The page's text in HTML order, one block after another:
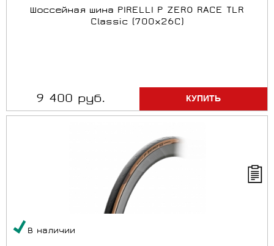
Шоссейная шина PIRELLI P ZERO RACE TLR
Classic (700x26C)
9 400 руб.
В наличии